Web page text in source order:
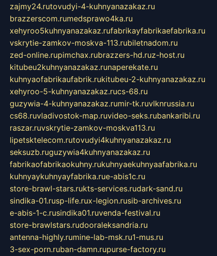
zajmy24.rutovudyi-4-kuhnyanazakaz.ru
brazzerscom.rumedsprawo4ka.ru
xehyroo5kuhnyanazakaz.rufabrikayfabrikaefabrika.ru
vskrytie-zamkov-moskva-113.rubiletnadom.ru
zed-online.rupimchax.rubrazzers-hd.ruz-host.ru
kitubeu2kuhnyanazakaz.runaperekate.ru
kuhnyaofabrikaufabrik.rukitubeu-2-kuhnyanazakaz.ru
xehyroo-5-kuhnyanazakaz.rucs-68.ru
guzywia-4-kuhnyanazakaz.rumir-tk.ruvlknrussia.ru
cs68.ruvladivostok-map.ruvideo-seks.rubankaribi.ru
raszar.ruvskrytie-zamkov-moskva113.ru
lipetsktelecom.rutovudyi4kuhnyanazakaz.ru
seksuzb.ruguzywia4kuhnyanazakaz.ru
fabrikaofabrikaokuhny.rukuhnyaekuhnyaafabrika.ru
kuhnyaykuhnyayfabrika.rue-abis1c.ru
store-brawl-stars.rukts-services.rudark-sand.ru
sindika-01.rusp-life.rux-legion.rusib-archives.ru
e-abis-1-c.rusindika01.ruvenda-festival.ru
store-brawlstars.rudooraleksandria.ru
antenna-highly.rumine-lab-msk.ru1-mus.ru
3-sex-porn.ruban-damn.rupurse-factory.ru